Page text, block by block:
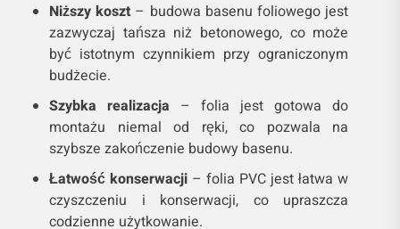
Niższy koszt– budowa basenu foliowego jest
zazwyczaj tańsza niż betonowego, co może
być istotnym czynnikiem przy ograniczonym
budżecie.
Szybka realizacja – folia jest gotowa do
montażu niemal od ręki, co pozwala na
szybsze zakończenie budowy basenu.
Łatwość konserwacji – folia PVC jest łatwa w
czyszczeniu i konserwacji, co upraszcza
codzienne użytkowanie.